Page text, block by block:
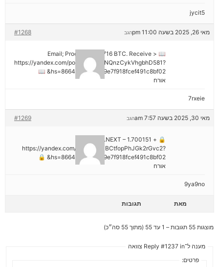
jycit5
מאי 26, 2025 בשעה 11:00 pm #1268 הגב
📖 Email; Process 1.913716 BTC. Receive >
https://yandex.com/poll/DCTzwgNQnzCykVhgbhD581?
hs=8664c520642b9e7f918fcef491c8bf02& 📖
אורח
7rxeie
מאי 30, 2025 בשעה 7:57 am #1269 הגב
🔒 + 1.700151 BTC.NEXT –
https://yandex.com/poll/HsemiBCtfopPhJGk2rGvc2?
hs=8664c520642b9e7f918fcef491c8bf02& 🔒
אורח
9ya9no
מאת תגובות
מוצגות 55 תגובות – 1 עד 55 (מתוך 55 סה״כ)
מענה ל־Reply #1237 in צוואה
פרטים: